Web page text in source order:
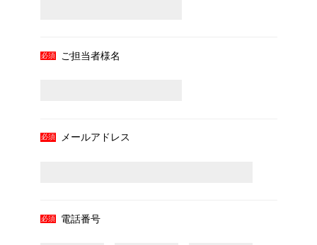
ご担当者様名
メールアドレス
電話番号